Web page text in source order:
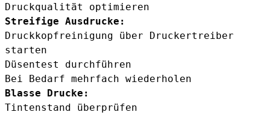
Druckqualität optimieren
Streifige Ausdrucke:
Druckkopfreinigung über Druckertreiber
starten
Düsentest durchführen
Bei Bedarf mehrfach wiederholen
Blasse Drucke:
Tintenstand überprüfen